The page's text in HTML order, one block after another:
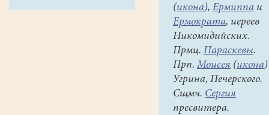
(икона), Ермиппа и
Ермократа, иереев
Никомидийских.
Прмц. Параскевы.
Прп. Моисея (икона)
Угрина, Печерского.
Сщмч. Сергия
пресвитера.